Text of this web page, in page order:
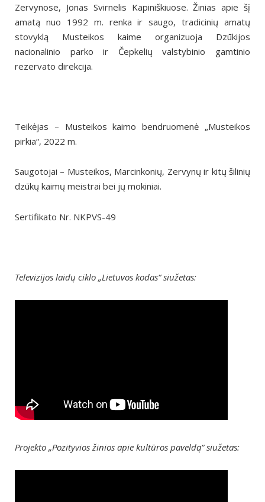
Zervynose, Jonas Svirnelis Kapiniškiuose. Žinias apie šį
amatą nuo 1992 m. renka ir saugo, tradicinių amatų
stovyklą Musteikos kaime organizuoja Dzūkijos
nacionalinio parko ir Čepkelių valstybinio gamtinio
rezervato direkcija.
Teikėjas – Musteikos kaimo bendruomenė „Musteikos
pirkia“, 2022 m.
Saugotojai – Musteikos, Marcinkonių, Zervynų ir kitų šilinių
dzūkų kaimų meistrai bei jų mokiniai.
Sertifikato Nr. NKPVS-49
Televizijos laidų ciklo „Lietuvos kodas“ siužetas:
Projekto „Pozityvios žinios apie kultūros paveldą“ siužetas: